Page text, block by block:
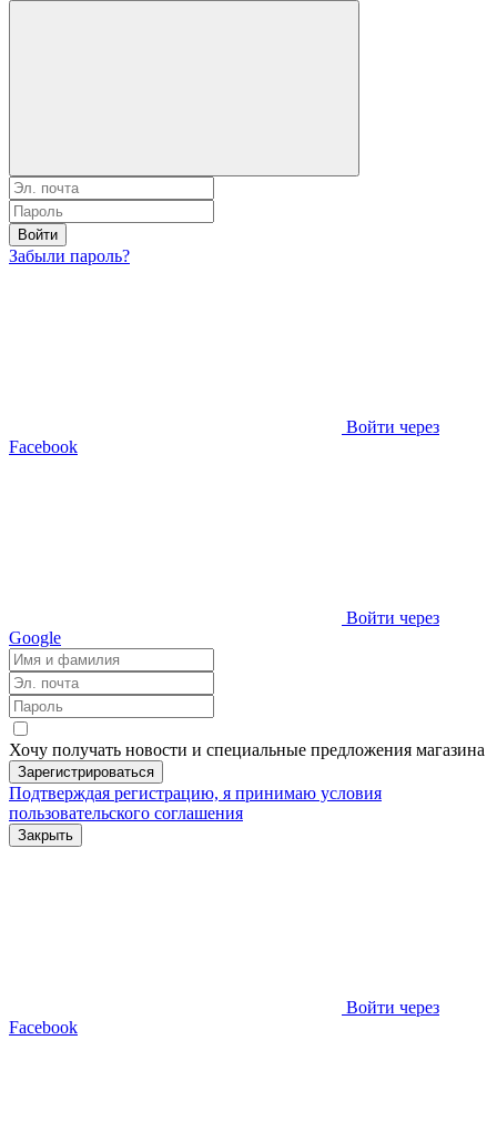
Войти
Забыли пароль?
Войти через
Facebook
Войти через
Google
Хочу получать новости и специальные предложения магазина
Зарегистрироваться
Подтверждая регистрацию, я принимаю условия
пользовательского соглашения
Закрыть
Войти через
Facebook